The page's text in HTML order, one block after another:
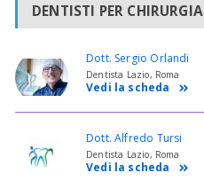
DENTISTI PER CHIRURGIA
Dott. Sergio Orlandi
Dentista Lazio, Roma
Vedi la scheda
Dott. Alfredo Tursi
Dentista Lazio, Roma
Vedi la scheda